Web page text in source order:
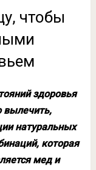
чтобы
здоровья
вылечить,
натуральных
которая
мед и